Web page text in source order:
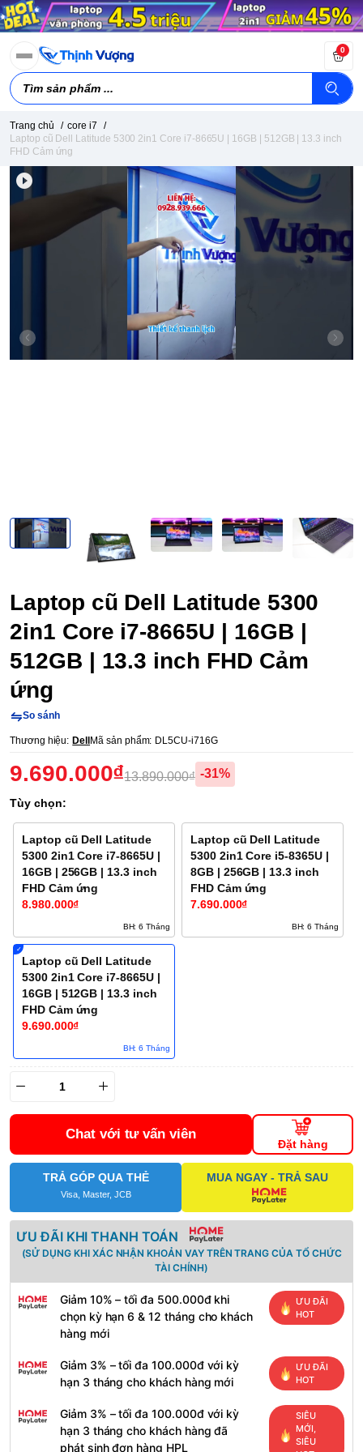
0
Trang chủ / core i7
/
Laptop cũ Dell Latitude 5300 2in1 Core i7-8665U | 16GB | 512GB | 13.3 inch
FHD Cảm ứng
Laptop cũ Dell Latitude 5300
2in1 Core i7-8665U | 16GB |
512GB | 13.3 inch FHD Cảm
ứng
So sánh
Thương hiệu: Dell Mã sản phẩm: DL5CU-i716G
9.690.000₫13.890.000₫ -31%
Tùy chọn:
Laptop cũ Dell Latitude
5300 2in1 Core i7-8665U |
16GB | 256GB | 13.3 inch
FHD Cảm ứng
8.980.000₫
BH: 6 Tháng
Laptop cũ Dell Latitude
5300 2in1 Core i5-8365U |
8GB | 256GB | 13.3 inch
FHD Cảm ứng
7.690.000₫
BH: 6 Tháng
Laptop cũ Dell Latitude
5300 2in1 Core i7-8665U |
16GB | 512GB | 13.3 inch
FHD Cảm ứng
9.690.000₫
BH: 6 Tháng
Chat với tư vấn viên
Đặt hàng
TRẢ GÓP QUA THẺ
Visa, Master, JCB
MUA NGAY - TRẢ SAU
ƯU ĐÃI KHI THANH TOÁN
(SỬ DỤNG KHI XÁC NHẬN KHOẢN VAY TRÊN TRANG CỦA TỔ CHỨC
TÀI CHÍNH)
Giảm 10% – tối đa 500.000đ khi
chọn kỳ hạn 6 & 12 tháng cho khách
hàng mới
ƯU ĐÃI
HOT
Giảm 3% – tối đa 100.000đ với kỳ
hạn 3 tháng cho khách hàng mới
ƯU ĐÃI
HOT
Giảm 3% – tối đa 100.000đ với kỳ
hạn 3 tháng cho khách hàng đã
phát sinh đơn hàng HPL
SIÊU
MỚI,
SIÊU